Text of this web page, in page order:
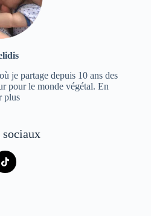
je partage depuis 10 ans des
pour le monde végétal. En
plus
sociaux